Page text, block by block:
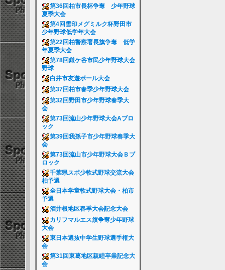
第36回柏市長杯争奪 少年野球
夏季大会
第4回雪印メグミルク杯野田市
少年野球低学年大会
第22回柏警察署長旗争奪 低学
年夏季大会
第78回鎌ケ谷市民少年野球大会
野球
白井市友遊ボール大会
第37回柏市春季少年野球大会
第32回野田市少年野球春季大
会
第73回流山少年野球大会Aブロ
ック
第39回我孫子市少年野球春季大
会
第73回流山市少年野球大会Ｂブ
ロック
千葉県スポ少軟式野球交流大会
柏予選
全日本学童軟式野球大会・柏市
予選
酒井根地区春季大会記念大会
カリフマルエス旗争奪少年野球
大会
東日本選抜中学生野球選手権大
会
第31回東葛地区親睦卒業記念大
会